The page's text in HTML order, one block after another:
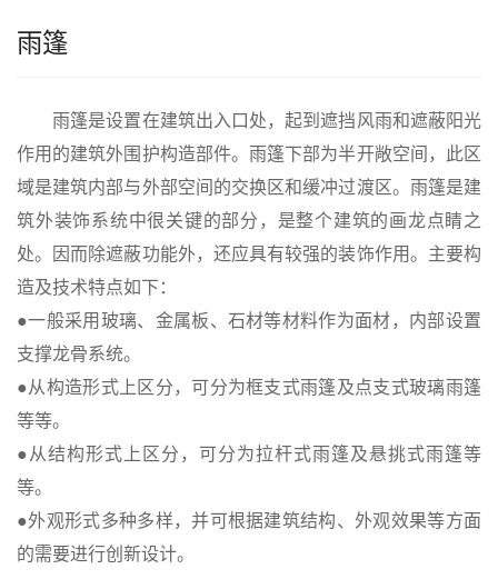
雨篷
雨篷是设置在建筑出入口处，起到遮挡风雨和遮蔽阳光
作用的建筑外围护构造部件。雨篷下部为半开敞空间，此区
域是建筑内部与外部空间的交换区和缓冲过渡区。雨篷是建
筑外装饰系统中很关键的部分，是整个建筑的画龙点睛之
处。因而除遮蔽功能外，还应具有较强的装饰作用。主要构
造及技术特点如下：
●一般采用玻璃、金属板、石材等材料作为面材，内部设置
支撑龙骨系统。
●从构造形式上区分，可分为框支式雨篷及点支式玻璃雨篷
等等。
●从结构形式上区分，可分为拉杆式雨篷及悬挑式雨篷等
等。
●外观形式多种多样，并可根据建筑结构、外观效果等方面
的需要进行创新设计。